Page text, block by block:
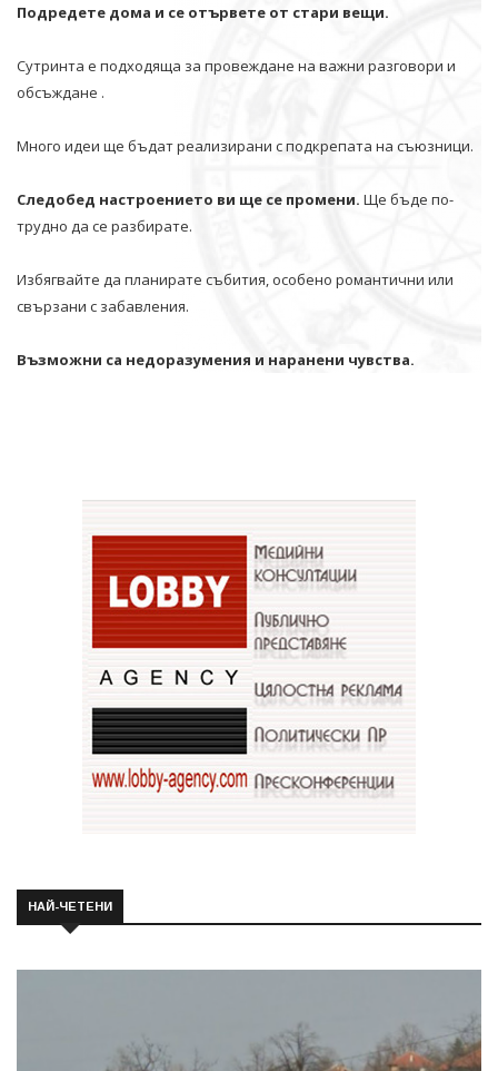
Подредете дома и се отървете от стари вещи.
Сутринта е подходяща за провеждане на важни разговори и
обсъждане .
Много идеи ще бъдат реализирани с подкрепата на съюзници.
Следобед настроението ви ще се промени. Ще бъде по-
трудно да се разбирате.
Избягвайте да планирате събития, особено романтични или
свързани с забавления.
Възможни са недоразумения и наранени чувства.
НАЙ-ЧЕТЕНИ